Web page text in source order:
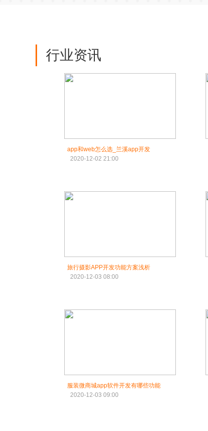
行业资讯
app和web怎么选_兰溪app开发
2020-12-02 21:00
旅行摄影APP开发功能方案浅析
2020-12-03 08:00
服装微商城app软件开发有哪些功能
2020-12-03 09:00